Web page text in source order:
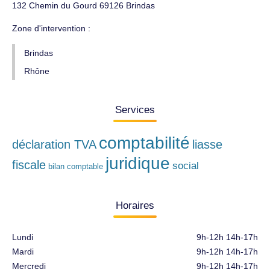
132 Chemin du Gourd 69126 Brindas
Zone d'intervention :
Brindas
Rhône
Services
déclaration TVA comptabilité liasse
fiscale bilan comptable juridique social
Horaires
Lundi
Mardi
Mercredi
9h-12h 14h-17h
9h-12h 14h-17h
9h-12h 14h-17h